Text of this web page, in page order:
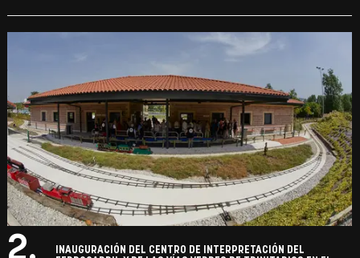
2.
INAUGURACIÓN DEL CENTRO DE INTERPRETACIÓN DEL